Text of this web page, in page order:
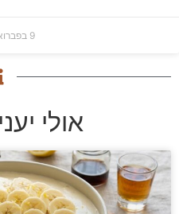
9 בפברואר 2015
אולי